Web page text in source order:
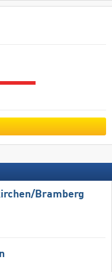
​Bramberg